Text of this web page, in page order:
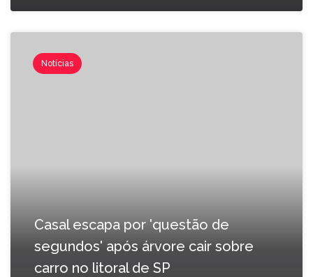
Notícias
Casal escapa por 'questão de
segundos' após árvore cair sobre
carro no litoral de SP